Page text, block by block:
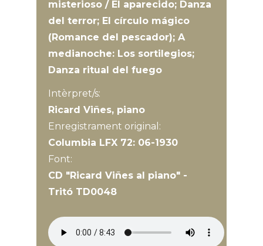
misterioso / El aparecido; Danza
del terror; El círculo mágico
(Romance del pescador); A
medianoche: Los sortilegios;
Danza ritual del fuego
Intèrpret/s:
Ricard Viñes, piano
Enregistrament original:
Columbia LFX 72: 06-1930
Font:
CD "Ricard Viñes al piano" -
Tritó TD0048